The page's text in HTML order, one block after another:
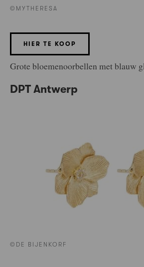
©MYTHERESA
HIER TE KOOP
Grote bloemenoorbellen met blauw
DPT Antwerp
©DE BIJENKORF